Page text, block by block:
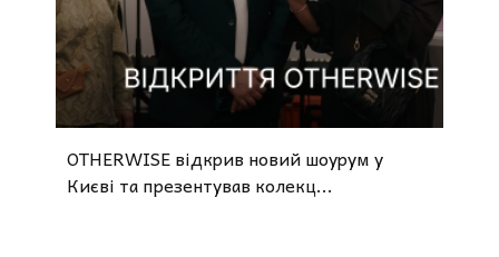
OTHERWISE відкрив новий шоурум у
Києві та презентував колекц...